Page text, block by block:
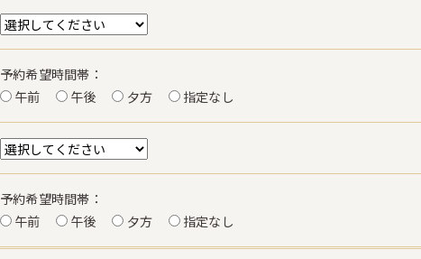
予約希望時間帯：
午前
午後 夕方 指定なし
予約希望時間帯：
午前
午後 夕方 指定なし